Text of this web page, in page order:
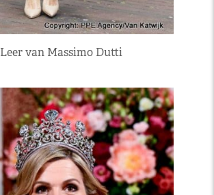
Leer van Massimo Dutti